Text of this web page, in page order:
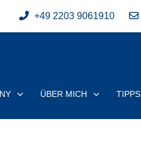
+49 2203 9061910
ÜBER MICH TIPPS